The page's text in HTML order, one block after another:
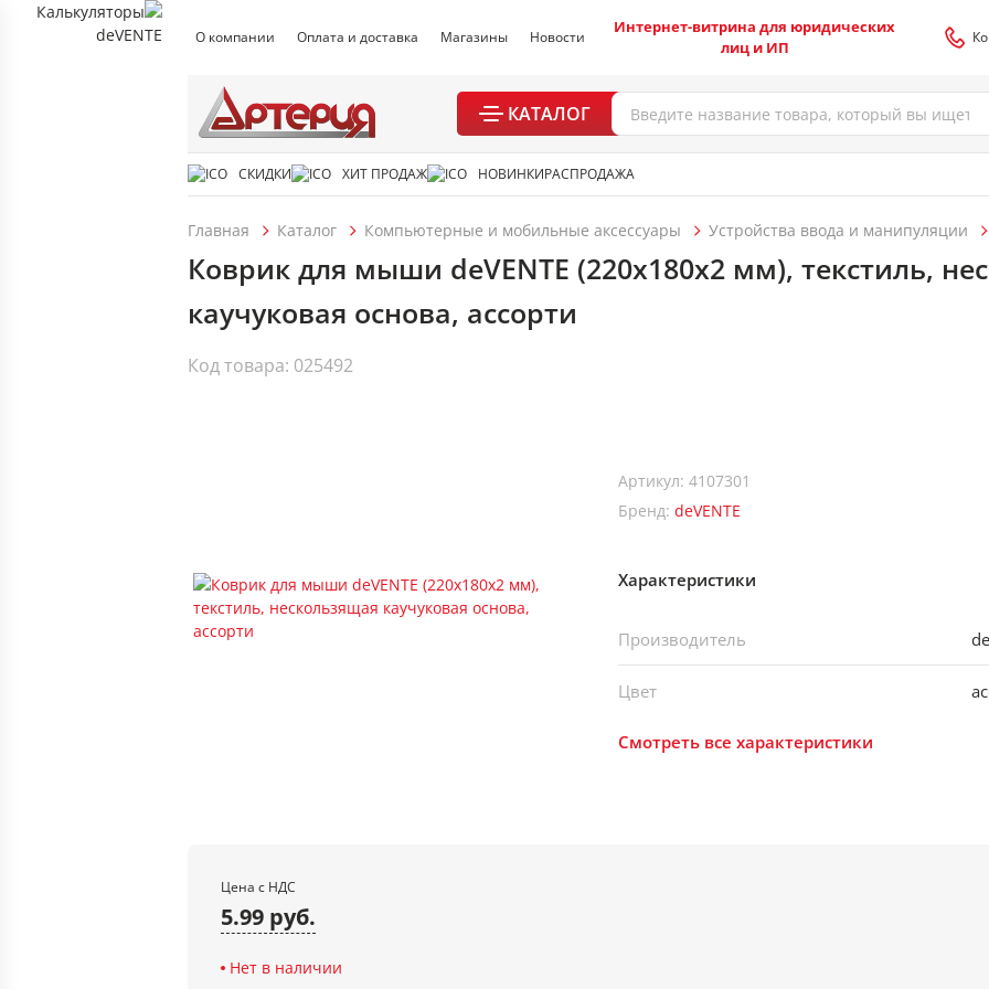
О компании Оплата и доставка Магазины Новости
Интернет-витрина для юридических
лиц и ИП
КАТАЛОГ
СКИДКИ ХИТ ПРОДАЖ НОВИНКИРАСПРОДАЖА
Главная Каталог Компьютерные и мобильные аксессуары Устройства ввода и манипуляции
Коврик для мыши deVENTE (220x180x2 мм), текстиль,
каучуковая основа, ассорти
Код товара: 025492
Артикул: 4107301
Бренд: deVENTE
Характеристики
Производитель
Цвет
Смотреть все характеристики
Цена с НДС
5.99 руб.
Нет в наличии